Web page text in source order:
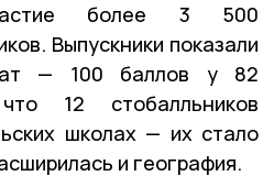
более 3 500
Выпускники показали
— 100 баллов у 82
12 стобалльников
школах — их стало
и география.